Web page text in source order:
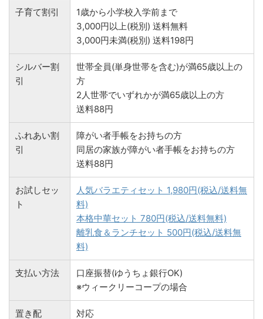
子育て割引
1歳から小学校入学前まで
3,000円以上(税別) 送料無料
3,000円未満(税別) 送料198円
シルバー割
引
世帯全員(単身世帯を含む)が満65歳以上の
方
2人世帯でいずれかが満65歳以上の方
送料88円
ふれあい割
引
障がい者手帳をお持ちの方
同居の家族が障がい者手帳をお持ちの方
送料88円
お試しセッ
ト
人気バラエティセット 1,980円(税込/送料無
料)
本格中華セット 780円(税込/送料無料)
離乳食＆ランチセット 500円(税込/送料無
料)
支払い方法
口座振替(ゆうちょ銀行OK)
※ウィークリーコープの場合
置き配
対応